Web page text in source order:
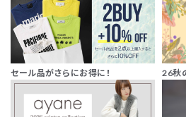
セール品がさらにお得に！ 26秋